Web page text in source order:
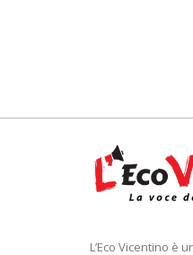
L’Eco Vicentino è